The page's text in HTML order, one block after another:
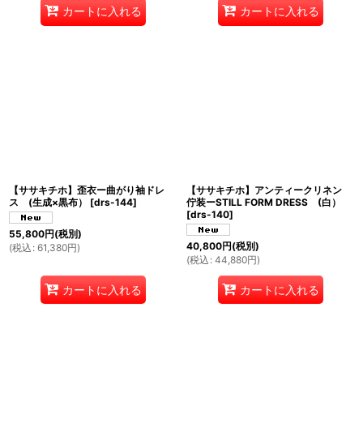
カートに入れる カートに入れる
【ササキチホ】歪衣ー曲がり袖ドレ
ス (生成×黒布）
[drs-144]
55,800円(税別)
(税込 : 61,380円)
カートに入れる
【ササキチホ】アンティークリネン
佇装ーSTILL FORM DRESS (白）
[drs-140]
40,800円(税別)
(税込 : 44,880円)
カートに入れる